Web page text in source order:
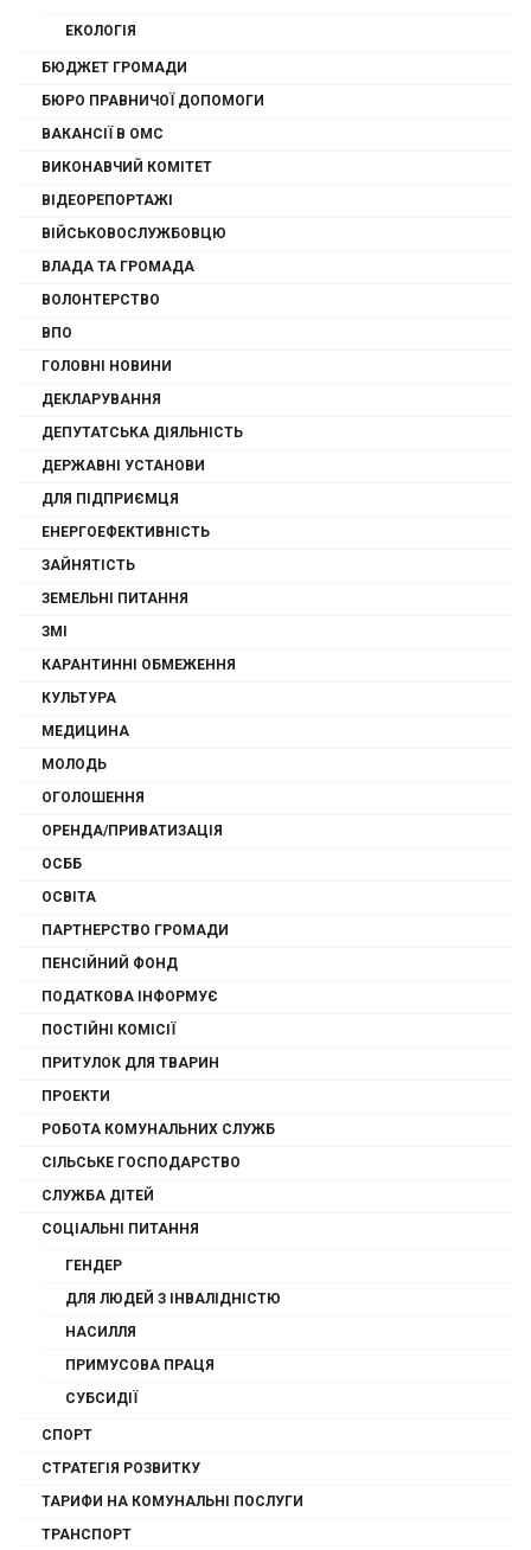
ЕКОЛОГІЯ
БЮДЖЕТ ГРОМАДИ
БЮРО ПРАВНИЧОЇ ДОПОМОГИ
ВАКАНСІЇ В ОМС
ВИКОНАВЧИЙ КОМІТЕТ
ВІДЕОРЕПОРТАЖІ
ВІЙСЬКОВОСЛУЖБОВЦЮ
ВЛАДА ТА ГРОМАДА
ВОЛОНТЕРСТВО
ВПО
ГОЛОВНІ НОВИНИ
ДЕКЛАРУВАННЯ
ДЕПУТАТСЬКА ДІЯЛЬНІСТЬ
ДЕРЖАВНІ УСТАНОВИ
ДЛЯ ПІДПРИЄМЦЯ
ЕНЕРГОЕФЕКТИВНІСТЬ
ЗАЙНЯТІСТЬ
ЗЕМЕЛЬНІ ПИТАННЯ
ЗМІ
КАРАНТИННІ ОБМЕЖЕННЯ
КУЛЬТУРА
МЕДИЦИНА
МОЛОДЬ
ОГОЛОШЕННЯ
ОРЕНДА/ПРИВАТИЗАЦІЯ
ОСББ
ОСВІТА
ПАРТНЕРСТВО ГРОМАДИ
ПЕНСІЙНИЙ ФОНД
ПОДАТКОВА ІНФОРМУЄ
ПОСТІЙНІ КОМІСІЇ
ПРИТУЛОК ДЛЯ ТВАРИН
ПРОЕКТИ
РОБОТА КОМУНАЛЬНИХ СЛУЖБ
СІЛЬСЬКЕ ГОСПОДАРСТВО
СЛУЖБА ДІТЕЙ
СОЦІАЛЬНІ ПИТАННЯ
ГЕНДЕР
ДЛЯ ЛЮДЕЙ З ІНВАЛІДНІСТЮ
НАСИЛЛЯ
ПРИМУСОВА ПРАЦЯ
СУБСИДІЇ
СПОРТ
СТРАТЕГІЯ РОЗВИТКУ
ТАРИФИ НА КОМУНАЛЬНІ ПОСЛУГИ
ТРАНСПОРТ